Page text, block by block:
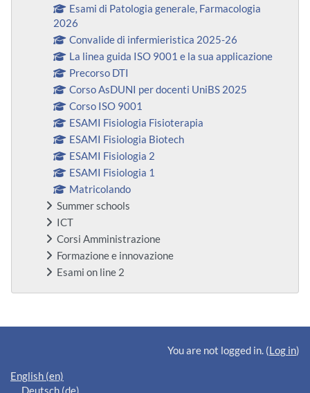
Esami di Patologia generale, Farmacologia
2026
Convalide di infermieristica 2025-26
La linea guida ISO 9001 e la sua applicazione
Precorso DTI
Corso AsDUNI per docenti UniBS 2025
Corso ISO 9001
ESAMI Fisiologia Fisioterapia
ESAMI Fisiologia Biotech
ESAMI Fisiologia 2
ESAMI Fisiologia 1
Matricolando
Summer schools
ICT
Corsi Amministrazione
Formazione e innovazione
Esami on line 2
Supplementary blocks
You are not logged in. (Log in)
English ‎(en)‎
Deutsch ‎(de)‎